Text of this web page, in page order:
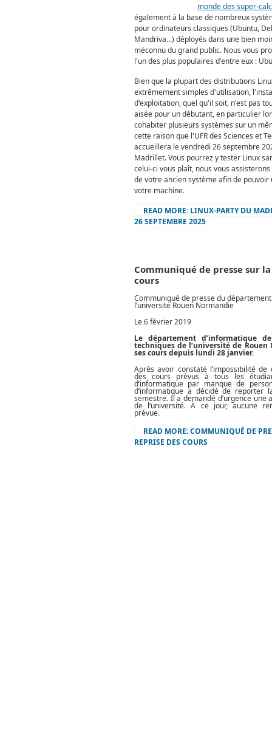
monde des super-
également à la base de nombreux
pour ordinateurs classiques (Ubuntu,
Mandriva...) déployés dans une bien
méconnu du grand public. Nous vous
l'un des plus populaires d'entre eux :
Bien que la plupart des distributions
extrêmement simples d'utilisation,
d'exploitation, quel qu'il soit, n'est pas
aisée pour un débutant, en particulier
cohabiter plusieurs systèmes sur un
cette raison que l'UFR des Sciences et
accueillera le vendredi 26 septembre
Madrillet. Vous pourrez y tester Linux
celui-ci vous plaît, nous vous
de votre ancien système afin de pouvoir
votre machine.
READ MORE: LINUX-PARTY DU
26 SEPTEMBRE 2025
Communiqué de presse sur
cours
Communiqué de presse du
l’université Rouen Normandie
Le 6 février 2019
Le départementd’informatique
techniques de l’université de
ses cours depuis lundi 28 janvier.
Après avoir constaté l’impossibilité de
des cours prévus à tous les
d’informatique par manque de
d’informatique a décidé de reporter
semestre. Il a demandé d’urgence une
de l’université. À ce jour, aucune
prévue.
READ MORE: COMMUNIQUÉ DE
REPRISE DES COURS